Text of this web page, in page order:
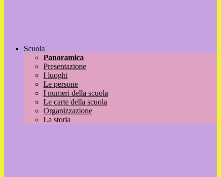
Scuola
Panoramica
Presentazione
I luoghi
Le persone
I numeri della scuola
Le carte della scuola
Organizzazione
La storia